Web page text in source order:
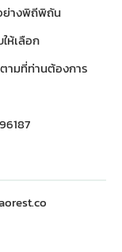
างพิถีพิถัน
ห้เลือก
ามที่ท่านต้องการ